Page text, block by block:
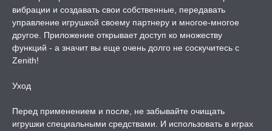
КАРТА
-50%, ТОВАР ЗА
ОБРАЗ
БОНДАЖ
вибрации и создавать свои собственные, передавать
управление игрушкой своему партнеру и многое-многое
другое. Приложение открывает доступ ко множеству
функций - а значит вы еще очень долго не соскучитесь с
Zenith!
Уход
Перед применением и после, не забывайте очищать
игрушки специальными средствами. И использовать в играх